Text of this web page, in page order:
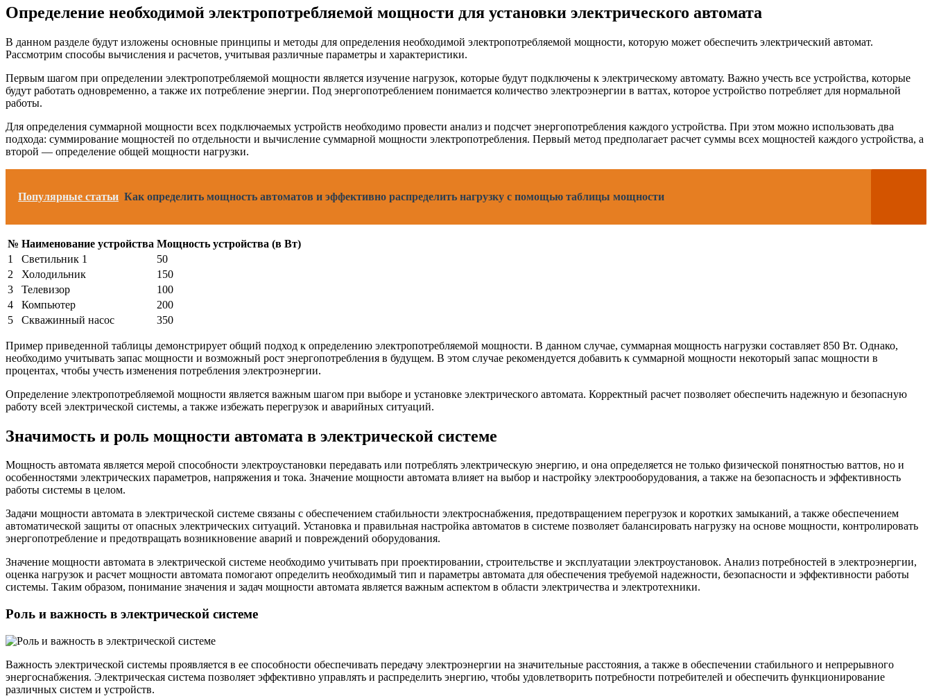
Определение необходимой электропотребляемой мощности для установки электрического автомата
В данном разделе будут изложены основные принципы и методы для определения необходимой электропотребляемой мощности, которую может обеспечить электрический автомат.
Рассмотрим способы вычисления и расчетов, учитывая различные параметры и характеристики.
Первым шагом при определении электропотребляемой мощности является изучение нагрузок, которые будут подключены к электрическому автомату. Важно учесть все устройства, которые
будут работать одновременно, а также их потребление энергии. Под энергопотреблением понимается количество электроэнергии в ваттах, которое устройство потребляет для нормальной
работы.
Для определения суммарной мощности всех подключаемых устройств необходимо провести анализ и подсчет энергопотребления каждого устройства. При этом можно использовать два
подхода: суммирование мощностей по отдельности и вычисление суммарной мощности электропотребления. Первый метод предполагает расчет суммы всех мощностей каждого устройства, а
второй — определение общей мощности нагрузки.
Популярные статьи Как определить мощность автоматов и эффективно распределить нагрузку с помощью таблицы мощности
№ Наименование устройства Мощность устройства (в Вт)
1
Светильник 1
50
2
Холодильник
150
3
Телевизор
100
4
Компьютер
200
5
Скважинный насос 350
Пример приведенной таблицы демонстрирует общий подход к определению электропотребляемой мощности. В данном случае, суммарная мощность нагрузки составляет 850 Вт. Однако,
необходимо учитывать запас мощности и возможный рост энергопотребления в будущем. В этом случае рекомендуется добавить к суммарной мощности некоторый запас мощности в
процентах, чтобы учесть изменения потребления электроэнергии.
Определение электропотребляемой мощности является важным шагом при выборе и установке электрического автомата. Корректный расчет позволяет обеспечить надежную и безопасную
работу всей электрической системы, а также избежать перегрузок и аварийных ситуаций.
Значимость и роль мощности автомата в электрической системе
Мощность автомата является мерой способности электроустановки передавать или потреблять электрическую энергию, и она определяется не только физической понятностью ваттов, но и
особенностями электрических параметров, напряжения и тока. Значение мощности автомата влияет на выбор и настройку электрооборудования, а также на безопасность и эффективность
работы системы в целом.
Задачи мощности автомата в электрической системе связаны с обеспечением стабильности электроснабжения, предотвращением перегрузок и коротких замыканий, а также обеспечением
автоматической защиты от опасных электрических ситуаций. Установка и правильная настройка автоматов в системе позволяет балансировать нагрузку на основе мощности, контролировать
энергопотребление и предотвращать возникновение аварий и повреждений оборудования.
Значение мощности автомата в электрической системе необходимо учитывать при проектировании, строительстве и эксплуатации электроустановок. Анализ потребностей в электроэнергии,
оценка нагрузок и расчет мощности автомата помогают определить необходимый тип и параметры автомата для обеспечения требуемой надежности, безопасности и эффективности работы
системы. Таким образом, понимание значения и задач мощности автомата является важным аспектом в области электричества и электротехники.
Роль и важность в электрической системе
Важность электрической системы проявляется в ее способности обеспечивать передачу электроэнергии на значительные расстояния, а также в обеспечении стабильного и непрерывного
энергоснабжения. Электрическая система позволяет эффективно управлять и распределить энергию, чтобы удовлетворить потребности потребителей и обеспечить функционирование
различных систем и устройств.